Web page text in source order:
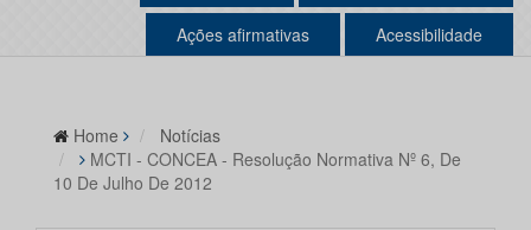
Ações afirmativas Acessibilidade
Home
Notícias
MCTI - CONCEA - Resolução Normativa Nº 6, De
10 De Julho De 2012